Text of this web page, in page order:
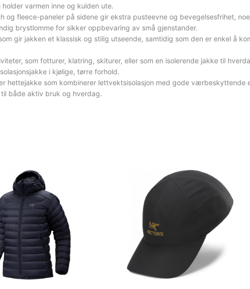
varmen inne og kulden ute.
og fleece-paneler på sidene gir ekstra pusteevne og bevegelsesfrihet,
brystlomme for sikker oppbevaring av små gjenstander.
gir jakken et klassisk og stilig utseende, samtidig som den er enkel å
som fotturer, klatring, skiturer, eller som en isolerende jakke til
i kjølige, tørre forhold.
hettejakke som kombinerer lettvektsisolasjon med gode værbeskyttende
både aktiv bruk og hverdag.